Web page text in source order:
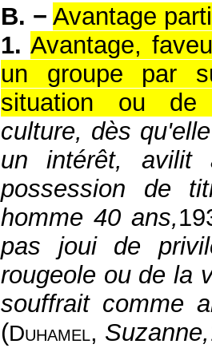
B. − Avantage
1. Avantage,
un groupe par
situation ou de
culture, dès
un intérêt, avilit
possession de
homme 40 ans,
pas joui de
rougeole ou de la
souffrait comme
(Duhamel, Suzanne,